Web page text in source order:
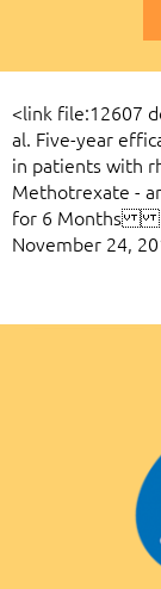
<link file:12607
al. Five-year
in patients with
Methotrexate -
for 6 Months
November 24,